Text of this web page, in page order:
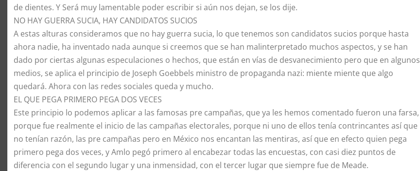
de dientes. Y Será muy lamentable poder escribir si aún nos dejan, se los dije.
NO HAY GUERRA SUCIA, HAY CANDIDATOS SUCIOS
A estas alturas consideramos que no hay guerra sucia, lo que tenemos son candidatos sucios porque hasta
ahora nadie, ha inventado nada aunque si creemos que se han malinterpretado muchos aspectos, y se han
dado por ciertas algunas especulaciones o hechos, que están en vías de desvanecimiento pero que en algunos
medios, se aplica el principio de Joseph Goebbels ministro de propaganda nazi: miente miente que algo
quedará. Ahora con las redes sociales queda y mucho.
EL QUE PEGA PRIMERO PEGA DOS VECES
Este principio lo podemos aplicar a las famosas pre campañas, que ya les hemos comentado fueron una farsa,
porque fue realmente el inicio de las campañas electorales, porque ni uno de ellos tenía contrincantes así que
no tenían razón, las pre campañas pero en México nos encantan las mentiras, así que en efecto quien pega
primero pega dos veces, y Amlo pegó primero al encabezar todas las encuestas, con casi diez puntos de
diferencia con el segundo lugar y una inmensidad, con el tercer lugar que siempre fue de Meade.